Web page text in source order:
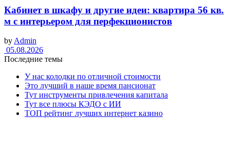
Кабинет в шкафу и другие идеи: квартира 56 кв.
м с интерьером для перфекционистов
by Admin
05.08.2026
Последние темы
У нас колодки по отличной стоимости
Это лучший в наше время пансионат
Тут инструменты привлечения капитала
Тут все плюсы КЭДО с ИИ
ТОП рейтинг лучших интернет казино